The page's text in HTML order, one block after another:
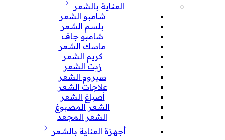
العناية بالشعر
شامبو الشعر
بلسم الشعر
شامبو جاف
ماسك الشعر
كريم الشعر
زيت الشعر
سيروم الشعر
علاجات الشعر
أصباغ الشعر
الشعر المصبوغ
الشعر المجعد
أجهزة العناية بالشعر